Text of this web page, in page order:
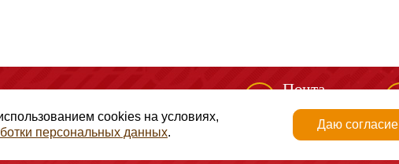
1
Почта
mail@spark-m.ru
1257, копирование и использование материалов сайта http://spark-m.ru
cookies на условиях,
персональных данных.
Даю согласие